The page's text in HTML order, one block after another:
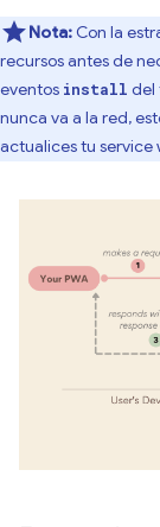
Nota: Con la
recursos antes de
eventos install del
nunca va a la red,
actualices tu service